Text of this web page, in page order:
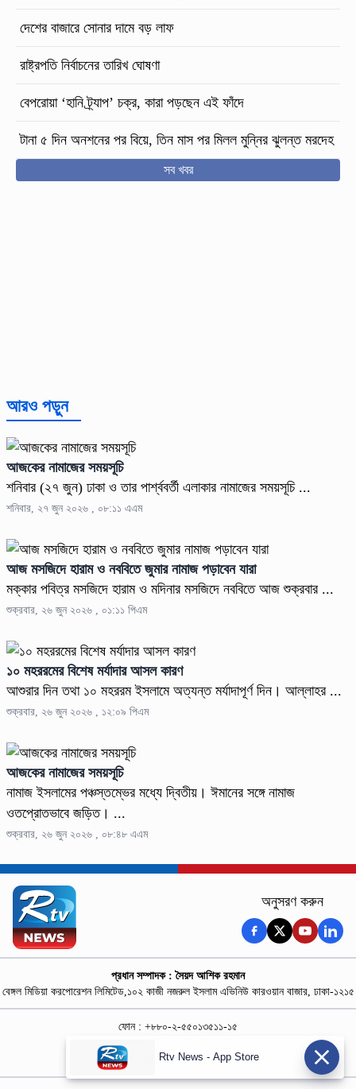
দেশের বাজারে সোনার দামে বড় লাফ
রাষ্ট্রপতি নির্বাচনের তারিখ ঘোষণা
বেপরোয়া ‘হানি ট্র্যাপ’ চক্র, কারা পড়ছেন এই ফাঁদে
টানা ৫ দিন অনশনের পর বিয়ে, তিন মাস পর মিলল মুন্নির ঝুলন্ত মরদেহ
সব খবর
আরও পড়ুন
আজকের নামাজের সময়সূচি
শনিবার (২৭ জুন) ঢাকা ও তার পার্শ্ববর্তী এলাকার নামাজের সময়সূচি ...
শনিবার, ২৭ জুন ২০২৬ , ০৮:১১ এএম
আজ মসজিদে হারাম ও নববিতে জুমার নামাজ পড়াবেন যারা
মক্কার পবিত্র মসজিদে হারাম ও মদিনার মসজিদে নববিতে আজ শুক্রবার ...
শুক্রবার, ২৬ জুন ২০২৬ , ০১:১১ পিএম
১০ মহররমের বিশেষ মর্যাদার আসল কারণ
আশুরার দিন তথা ১০ মহররম ইসলামে অত্যন্ত মর্যাদাপূর্ণ দিন। আল্লাহর ...
শুক্রবার, ২৬ জুন ২০২৬ , ১২:০৯ পিএম
আজকের নামাজের সময়সূচি
নামাজ ইসলামের পঞ্চস্তম্ভের মধ্যে দ্বিতীয়। ঈমানের সঙ্গে নামাজ
ওতপ্রোতভাবে জড়িত। ...
শুক্রবার, ২৬ জুন ২০২৬ , ০৮:৪৮ এএম
অনুসরণ করুন
প্রধান সম্পাদক : সৈয়দ আশিক রহমান
বেঙ্গল মিডিয়া করপোরেশন লিমিটেড,১০২ কাজী নজরুল ইসলাম এভিনিউ কারওয়ান বাজার, ঢাকা-১২১৫
ফোন : +৮৮০-২-৫৫০১৩৫১১-১৫
নিউজ রুম : +৮৮০-১৮৭৮১৮৪৩৬৯-৭০
বিজ্ঞাপন :
rtvdigitalad@gmail.com
Rtv News - App Store